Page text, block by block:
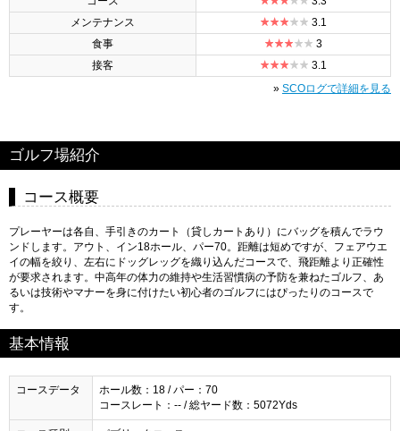
メンテナンス
3.1
食事
3
接客
3.1
» SCOログで詳細を見る
ゴルフ場紹介
コース概要
プレーヤーは各自、手引きのカート（貸しカートあり）にバッグを積んでラウ
ンドします。アウト、イン18ホール、パー70。距離は短めですが、フェアウエ
イの幅を絞り、左右にドッグレッグを織り込んだコースで、飛距離より正確性
が要求されます。中高年の体力の維持や生活習慣病の予防を兼ねたゴルフ、あ
るいは技術やマナーを身に付けたい初心者のゴルフにはぴったりのコースで
す。
基本情報
コースデータ
ホール数：18 / パー：70
コースレート：-- / 総ヤード数：5072Yds